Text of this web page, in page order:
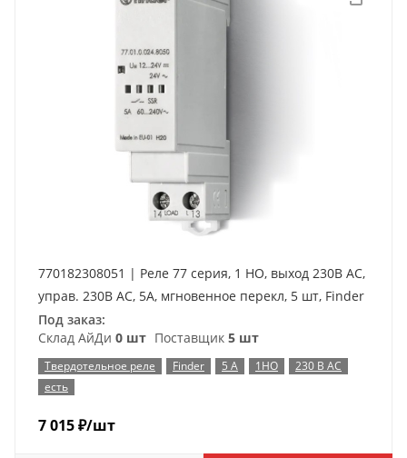
770182308051 | Реле 77 серия, 1 НО, выход 230В AC,
управ. 230В AC, 5А, мгновенное перекл, 5 шт, Finder
Под заказ:
Склад АйДи 0 шт Поставщик 5 шт
Твердотельное реле Finder 5 А 1НО
230 В AC
есть
7 015₽/шт